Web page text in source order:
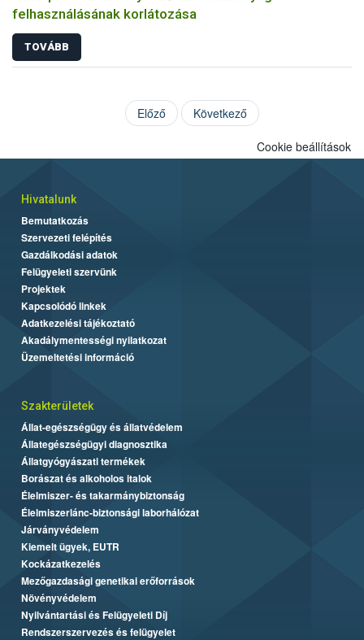
felhasználásának korlátozása
TOVÁBB
Előző Következő
Cookie beállítások
Hivatalunk
Bemutatkozás
Szervezeti felépítés
Gazdálkodási adatok
Felügyeleti szervünk
Projektek
Kapcsolódó linkek
Adatkezelési tájékoztató
Akadálymentességi nyilatkozat
Üzemeltetési információ
Szakterületek
Állat-egészségügy és állatvédelem
Állategészségügyi diagnosztika
Állatgyógyászati termékek
Borászat és alkoholos italok
Élelmiszer- és takarmánybiztonság
Élelmiszerlánc-biztonsági laborhálózat
Járványvédelem
Kiemelt ügyek, EUTR
Kockázatkezelés
Mezőgazdasági genetikai erőforrások
Növényvédelem
Nyilvántartási és Felügyeleti Díj
Rendszerszervezés és felügyelet